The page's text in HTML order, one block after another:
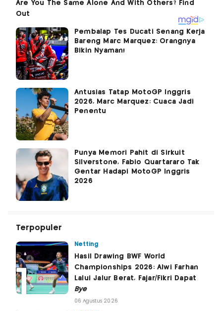
Pembalap Tes Ducati Senang Kerja
Bareng Marc Marquez: Orangnya
Bikin Nyaman!
Antusias Tatap MotoGP Inggris
2026, Marc Marquez: Cuaca Jadi
Penentu
Punya Memori Pahit di Sirkuit
Silverstone, Fabio Quartararo Tak
Gentar Hadapi MotoGP Inggris
2026
Terpopuler
Netting
Hasil Drawing BWF World
Championships 2026: Alwi Farhan
Lalui Jalur Berat, Fajar/Fikri Dapat
Bye
06 Agustus 2026